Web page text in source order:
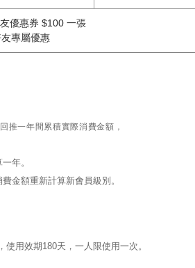
優惠券 $100 一張
專屬優惠
推一年間累積實際消費金額，
年。
金額重新計算新會員級別。
用效期180天，一人限使用一次。